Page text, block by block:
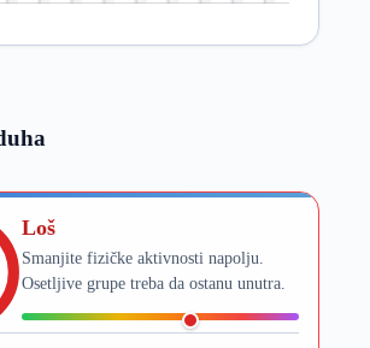
Loš
Smanjite fizičke aktivnosti napolju.
Osetljive grupe treba da ostanu unutra.